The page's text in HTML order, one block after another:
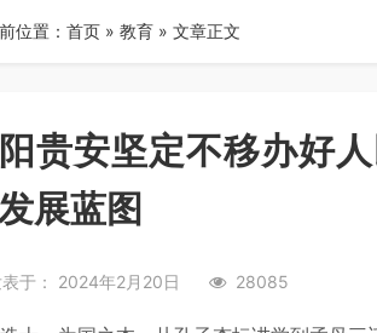
位置： 首页 » 教育 » 文章正文
贵安坚定不移办好
展蓝图
表于： 2024年2月20日 28085